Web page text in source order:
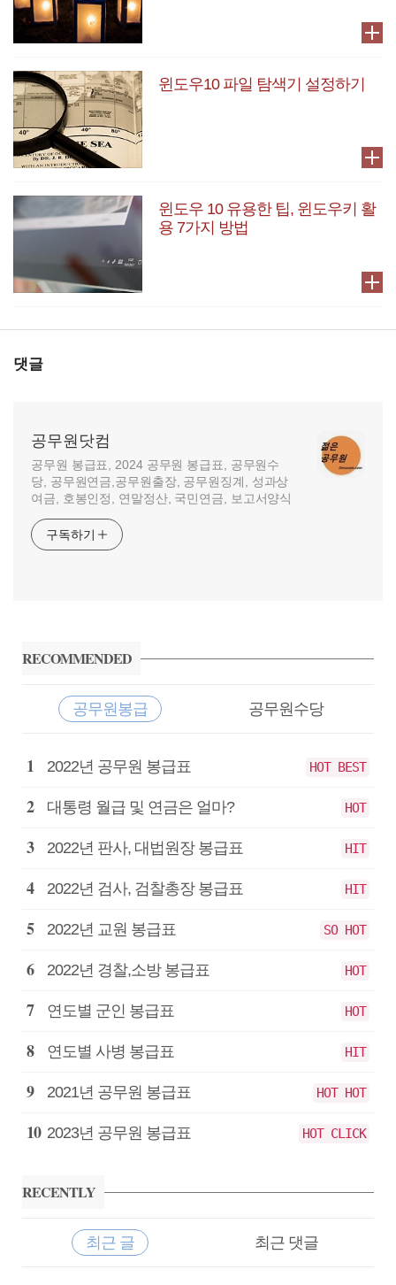
윈도우10 파일 탐색기 설정하기
윈도우 10 유용한 팁, 윈도우키 활
용 7가지 방법
댓글
공무원닷컴
공무원 봉급표, 2024 공무원 봉급표, 공무원수
당, 공무원연금,공무원출장, 공무원징계, 성과상
여금, 호봉인정, 연말정산, 국민연금, 보고서양식
구독하기
RECOMMENDED
공무원봉급 공무원수당
공
원
급
2022년 공무원 봉급표 HOT BEST
대통령 월급 및 연금은 얼마? HOT
2022년 판사, 대법원장 봉급표 HIT
2022년 검사, 검찰총장 봉급표 HIT
2022년 교원 봉급표 SO HOT
2022년 경찰,소방 봉급표 HOT
연도별 군인 봉급표 HOT
연도별 사병 봉급표 HIT
2021년 공무원 봉급표 HOT HOT
2023년 공무원 봉급표 HOT CLICK
RECENTLY
최근 글 최근 댓글